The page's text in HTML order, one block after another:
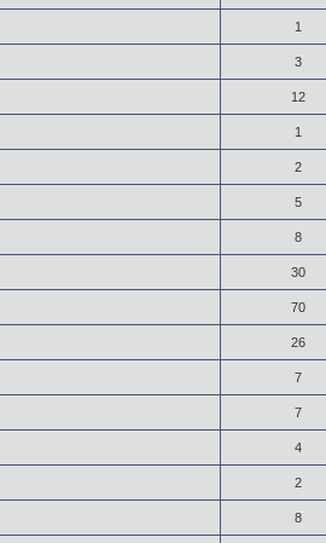
1
3
12
1
2
5
8
30
70
26
7
7
4
2
8